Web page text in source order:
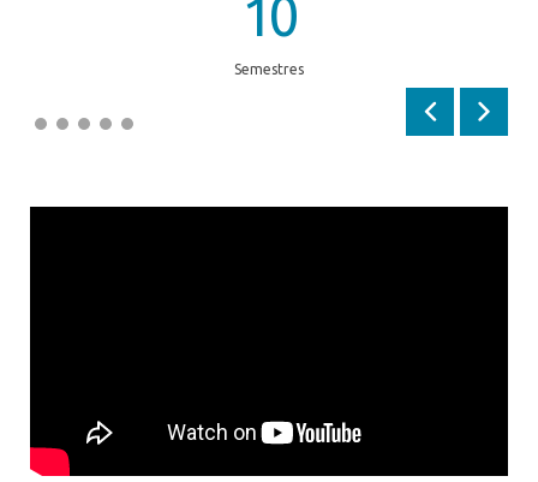
10
Semestres
Anterior